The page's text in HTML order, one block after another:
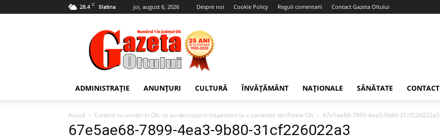
28.4 C Slatina joi, august 6, 2026 Despre noi Cookie Policy Reguli comentarii Contact Gazeta Oltului
Gazeta
Oltului
ADMINISTRAȚIE ANUNȚURI CULTURĂ ÎNVĂȚĂMÂNT NAȚIONALE SĂNĂTATE CONTACT
Acasă Control cu urmări în Olt: ce au descoperit inspectorii la o societate din Piatra-Olt 67e5ae68-7899-4ea3-9b80-31cf226022a3
67e5ae68-7899-4ea3-9b80-31cf226022a3